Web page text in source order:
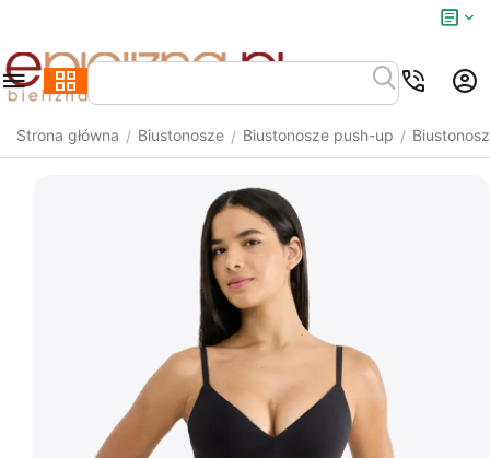
Strona główna / Biustonosze / Biustonosze push-up /